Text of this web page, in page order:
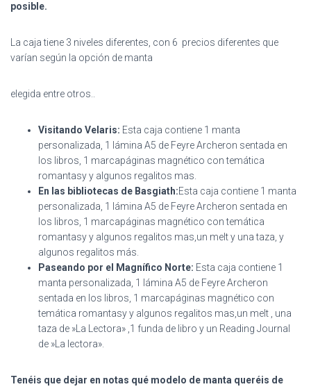
posible.
La caja tiene 3 niveles diferentes, con 6 precios diferentes que
varían según la opción de manta
elegida entre otros..
Visitando Velaris: Esta caja contiene 1 manta
personalizada, 1 lámina A5 de Feyre Archeron sentada en
los libros, 1 marcapáginas magnético con temática
romantasy y algunos regalitos mas.
En las bibliotecas de Basgiath:Esta caja contiene 1 manta
personalizada, 1 lámina A5 de Feyre Archeron sentada en
los libros, 1 marcapáginas magnético con temática
romantasy y algunos regalitos mas,un melt y una taza, y
algunos regalitos más.
Paseando por el Magnífico Norte: Esta caja contiene 1
manta personalizada, 1 lámina A5 de Feyre Archeron
sentada en los libros, 1 marcapáginas magnético con
temática romantasy y algunos regalitos mas,un melt , una
taza de »La Lectora» ,1 funda de libro y un Reading Journal
de »La lectora».
Tenéis que dejar en notas qué modelo de manta queréis de